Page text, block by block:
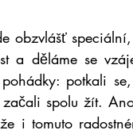
obzvlášť
a děláme se
potkali
spolu žít.
i tomuto